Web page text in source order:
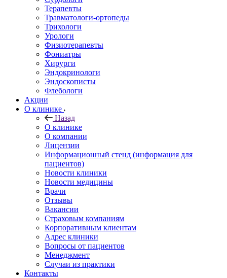
Терапевты
Травматологи-ортопеды
Трихологи
Урологи
Физиотерапевты
Фониатры
Хирурги
Эндокринологи
Эндоскописты
Флебологи
Акции
О клинике
Назад
О клинике
О компании
Лицензии
Информационный стенд (информация для
пациентов)
Новости клиники
Новости медицины
Врачи
Отзывы
Вакансии
Страховым компаниям
Корпоративным клиентам
Адрес клиники
Вопросы от пациентов
Менеджмент
Случаи из практики
Контакты